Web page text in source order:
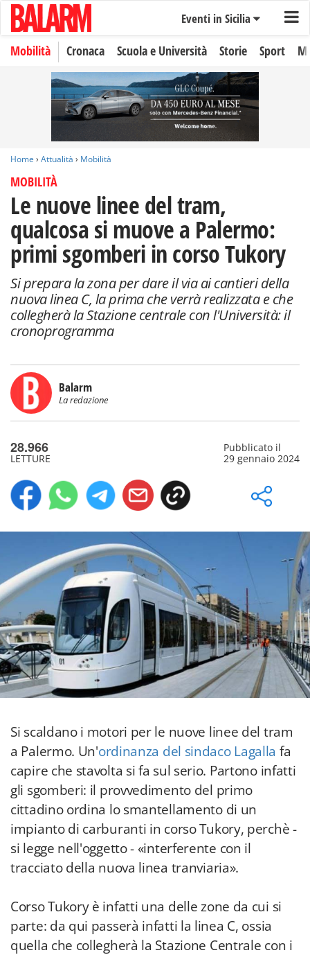
Eventi in Sicilia
Mobilità Cronaca Scuola e Università Storie Sport
Home › Attualità › Mobilità
MOBILITÀ
Le nuove linee del tram,
qualcosa si muove a Palermo:
primi sgomberi in corso Tukory
Si prepara la zona per dare il via ai cantieri della
nuova linea C, la prima che verrà realizzata e che
collegherà la Stazione centrale con l'Università: il
cronoprogramma
Balarm
La redazione
28.966
LETTURE
Pubblicato il
29 gennaio 2024
Si scaldano i motori per le nuove linee del tram
a Palermo. Un'ordinanza del sindaco Lagalla fa
capire che stavolta si fa sul serio. Partono infatti
gli sgomberi: il provvedimento del primo
cittadino ordina lo smantellamento di un
impianto di carburanti in corso Tukory, perchè -
si legge nell'oggetto - «interferente con il
tracciato della nuova linea tranviaria».
Corso Tukory è infatti una delle zone da cui si
parte: da qui passerà infatti la linea C, ossia
quella che collegherà la Stazione Centrale con i